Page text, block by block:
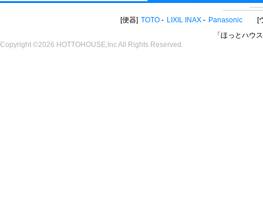
便器 TOTO LIXIL INAX Panasonic
「ほっとハウ
Copyright ©2026 HOTTOHOUSE,Inc All Rights Reserved.